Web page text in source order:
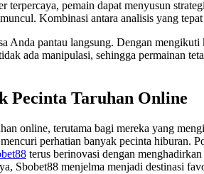
pemain dapat menyusun
Kombinasi antara analisis yang
pantau langsung. Dengan
ada manipulasi, sehingga permainan
Pecinta Taruhan Online
online, terutama bagi mereka yang
perhatian banyak pecinta hiburan.
terus berinovasi dengan
Sbobet88 menjelma menjadi destinasi